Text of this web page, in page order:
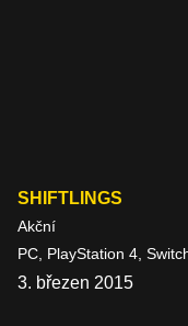
SHIFTLINGS
Akční
PC, PlayStation 4,
3. březen 2015